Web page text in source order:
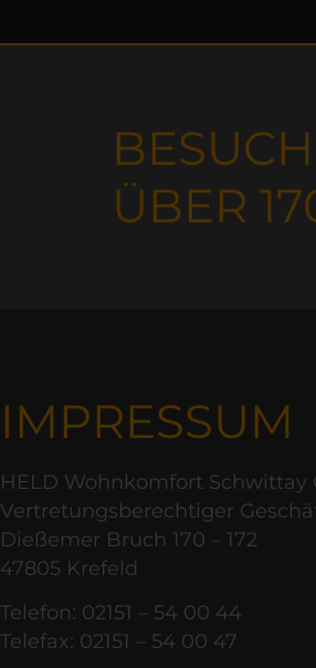
ÜBER
IMPRESSUM
HELD Wohnkomfort Schwittay
Vertretungsberechtiger
Dießemer Bruch 170 – 172
47805 Krefeld
Telefon: 02151 – 54 00 44
Telefax: 02151 – 54 00 47